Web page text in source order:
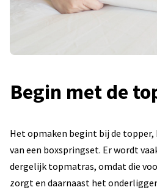
Begin met de
Het opmaken begint bij de
van een boxspringset. Er wordt
dergelijk topmatras, omdat die
zorgt en daarnaast het